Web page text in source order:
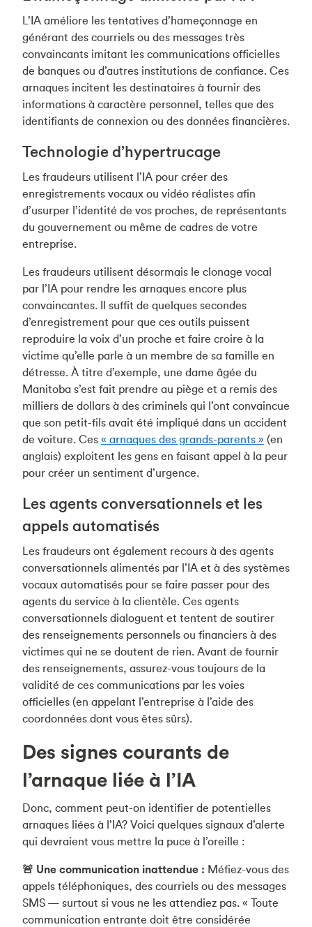
L’IA améliore les tentatives d’hameçonnage en
générant des courriels ou des messages très
convaincants imitant les communications officielles
de banques ou d’autres institutions de confiance. Ces
arnaques incitent les destinataires à fournir des
informations à caractère personnel, telles que des
identifiants de connexion ou des données financières.
Technologie d’hypertrucage
Les fraudeurs utilisent l’IA pour créer des
enregistrements vocaux ou vidéo réalistes afin
d’usurper l’identité de vos proches, de représentants
du gouvernement ou même de cadres de votre
entreprise.
Les fraudeurs utilisent désormais le clonage vocal
par l’IA pour rendre les arnaques encore plus
convaincantes. Il suffit de quelques secondes
d’enregistrement pour que ces outils puissent
reproduire la voix d’un proche et faire croire à la
victime qu’elle parle à un membre de sa famille en
détresse. À titre d’exemple, une dame âgée du
Manitoba s’est fait prendre au piège et a remis des
milliers de dollars à des criminels qui l’ont convaincue
que son petit-fils avait été impliqué dans un accident
de voiture. Ces « arnaques des grands-parents » (en
anglais) exploitent les gens en faisant appel à la peur
pour créer un sentiment d’urgence.
Les agents conversationnels et les
appels automatisés
Les fraudeurs ont également recours à des agents
conversationnels alimentés par l’IA et à des systèmes
vocaux automatisés pour se faire passer pour des
agents du service à la clientèle. Ces agents
conversationnels dialoguent et tentent de soutirer
des renseignements personnels ou financiers à des
victimes qui ne se doutent de rien. Avant de fournir
des renseignements, assurez-vous toujours de la
validité de ces communications par les voies
officielles (en appelant l’entreprise à l’aide des
coordonnées dont vous êtes sûrs).
Des signes courants de
l’arnaque liée à l’IA
Donc, comment peut-on identifier de potentielles
arnaques liées à l’IA? Voici quelques signaux d’alerte
qui devraient vous mettre la puce à l’oreille :
🚨 Une communication inattendue : Méfiez-vous des
appels téléphoniques, des courriels ou des messages
SMS — surtout si vous ne les attendiez pas. « Toute
communication entrante doit être considérée